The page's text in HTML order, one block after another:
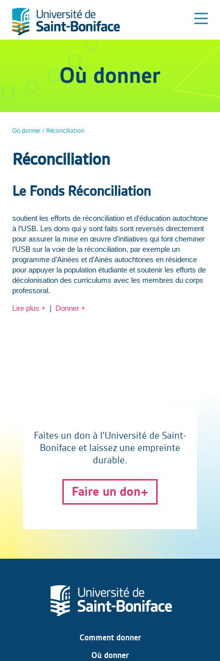
Où donner / Réconciliation
Réconciliation
Le Fonds Réconciliation
soutient les efforts de réconciliation et d’éducation autochtone
à l’USB. Les dons qui y sont faits sont reversés directement
pour assurer la mise en œuvre d’initiatives qui font cheminer
l’USB sur la voie de la réconciliation, par exemple un
programme d’Ainées et d’Ainés autochtones en résidence
pour appuyer la population étudiante et soutenir les efforts de
décolonisation des curriculums avec les membres du corps
professoral.
Lire plus + | Donner +
Faites un don à l'Université de Saint-
Boniface et laissez une empreinte
durable.
Faire un don
Comment donner
Où donner